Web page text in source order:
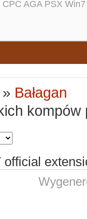
CPC AGA PSX
» Bałagan
official